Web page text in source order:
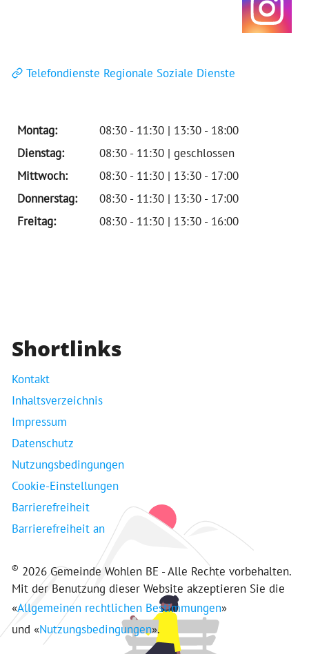
Telefondienste Regionale Soziale Dienste
Montag:
08:30 - 11:30 | 13:30 - 18:00
Dienstag:
08:30 - 11:30 | geschlossen
Mittwoch:
08:30 - 11:30 | 13:30 - 17:00
Donnerstag:
08:30 - 11:30 | 13:30 - 17:00
Freitag:
08:30 - 11:30 | 13:30 - 16:00
Shortlinks
Kontakt
Inhaltsverzeichnis
Impressum
Datenschutz
Nutzungsbedingungen
Cookie-Einstellungen
Barrierefreiheit
Barrierefreiheit an
© 2026 Gemeinde Wohlen BE - Alle Rechte vorbehalten.
Mit der Benutzung dieser Website akzeptieren Sie die
«Allgemeinen rechtlichen Bestimmungen»
und «Nutzungsbedingungen».